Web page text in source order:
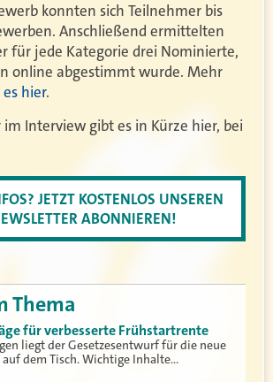
konnten sich Teilnehmer bis
Anschließend ermittelten
für jede Kategorie drei Nominierte,
online abgestimmt wurde. Mehr
hier.
im Interview gibt es in Kürze hier, bei
JETZT KOSTENLOS UNSEREN
ABONNIEREN!
Thema
für verbesserte Frühstartrente
liegt der Gesetzesentwurf für die neue
dem Tisch. Wichtige Inhalte…